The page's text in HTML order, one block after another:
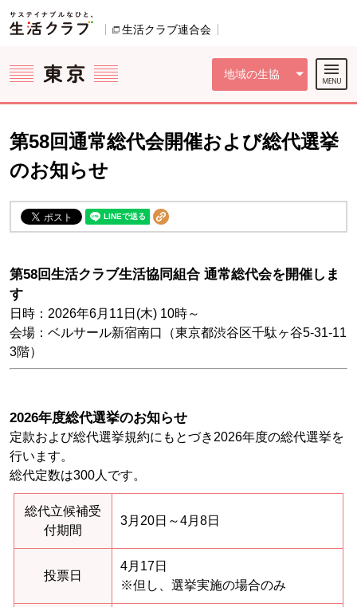
ページの先頭です。
生活クラブ連合会
地域の生協
ここからサイト内共通メニューです。
サイト内共通メニューをスキップする
サイト内共通メニューここまで。
第58回通常総代会開催および総代選挙
のお知らせ
第58回生活クラブ生活協同組合 通常総代会を開催しま
す
日時：2026年6月11日(木) 10時～
会場：ベルサール新宿南口（東京都渋谷区千駄ヶ谷5-31-11
3階）
2026年度総代選挙のお知らせ
定款および総代選挙規約にもとづき2026年度の総代選挙を
行います。
総代定数は300人です。
総代立候補受
付期間
3月20日～4月8日
投票日
4月17日
※但し、選挙実施の場合のみ